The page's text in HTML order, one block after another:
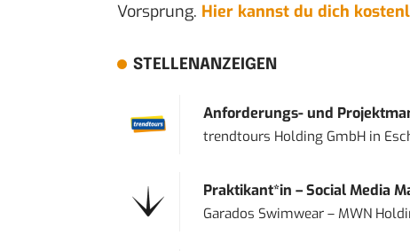
Vorsprung. Hier kannst du dich
STELLENANZEIGEN
Anforderungs- und
trendtours Holding GmbHin
Praktikant*in – Social Media
Garados Swimwear – MWN